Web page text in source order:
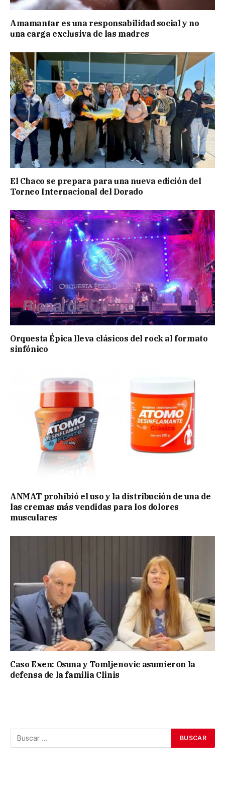
Amamantar es una responsabilidad social y no
una carga exclusiva de las madres
El Chaco se prepara para una nueva edición del
Torneo Internacional del Dorado
Orquesta Épica lleva clásicos del rock al formato
sinfónico
ANMAT prohibió el uso y la distribución de una de
las cremas más vendidas para los dolores
musculares
Caso Exen: Osuna y Tomljenovic asumieron la
defensa de la familia Clinis